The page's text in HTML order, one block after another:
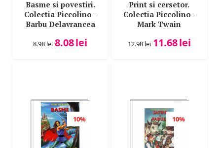
Basme si povestiri.
Colectia Piccolino -
Barbu Delavrancea
8.98lei 8.08lei
Print si cersetor.
Colectia Piccolino -
Mark Twain
12.98lei 11.68lei
10% 10%